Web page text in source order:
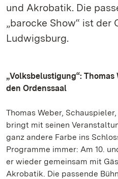
und Akrobatik. Die
„barocke Show“ ist der
Ludwigsburg.
„Volksbelustigung“:
den Ordenssaal
Thomas Weber,
bringt mit seinen
ganz andere Farbe ins
Programme immer: Am 10.
er wieder gemeinsam mit
Akrobatik. Die passende